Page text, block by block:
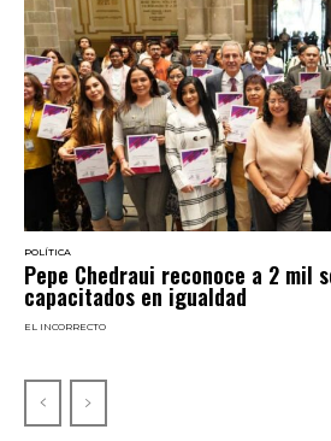
POLÍTICA
Pepe Chedraui reconoce a 2 mil
capacitados en igualdad
EL INCORRECTO